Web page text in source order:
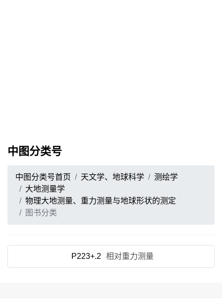
中图分类号
中图分类号首页 天文学、地球科学
测绘学
大地测量学
物理大地测量、重力测量与地球形状的测定
图书分类
P223+.2 相对重力测量